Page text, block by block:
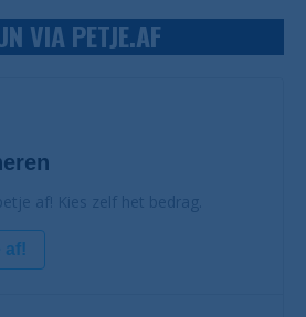
VIA PETJE.AF
af! Kies zelf het bedrag.
af!